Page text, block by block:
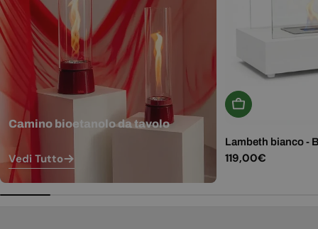
Camino bioetanolo da tavolo
Vedi Tutto
Aggiungi Al
Lambeth bianco -
Prezzo
119,00€